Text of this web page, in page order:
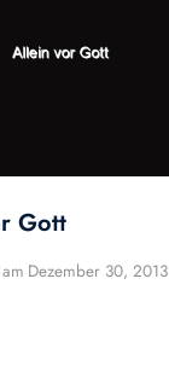
Gott
Dezember 30, 2013